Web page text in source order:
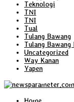
Teknologi
TNI
TNI
Tual
Tulang Bawang
Tulang Bawang
Uncategorized
Way Kanan
Yapen